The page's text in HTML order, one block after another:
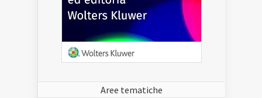
Aree tematiche